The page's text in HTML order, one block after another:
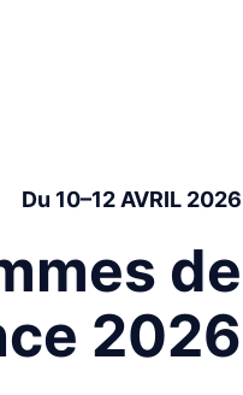
Du 10–12 AVRIL 2026
de
2026